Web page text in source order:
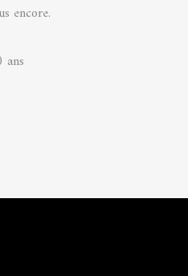
encore.
ans